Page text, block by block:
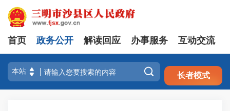
注册 登录
首页 政务公开 解读回应 办事服务 互动交流
 长者模式